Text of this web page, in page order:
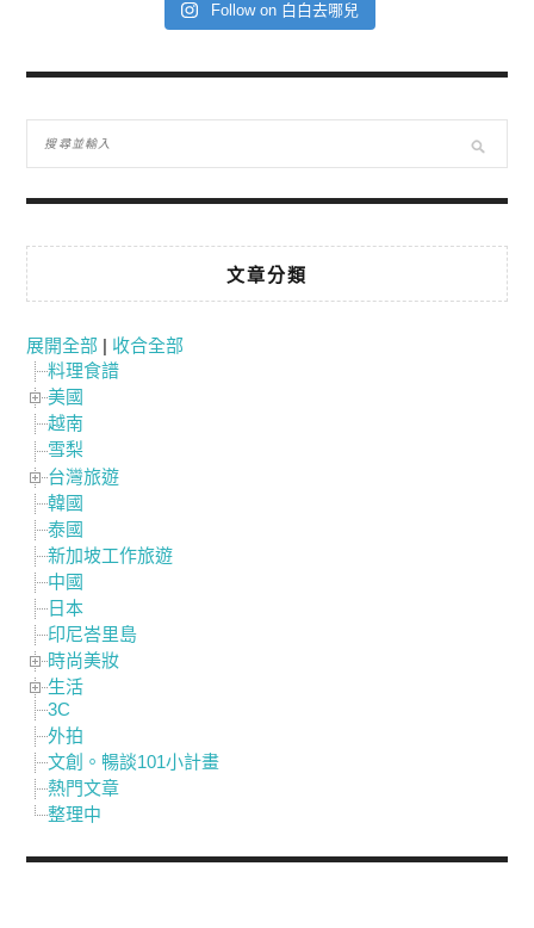
Follow on 白白去哪兒
文章分類
展開全部 | 收合全部
料理食譜
美國
越南
雪梨
台灣旅遊
韓國
泰國
新加坡工作旅遊
中國
日本
印尼峇里島
時尚美妝
生活
3C
外拍
文創。暢談101小計畫
熱門文章
整理中